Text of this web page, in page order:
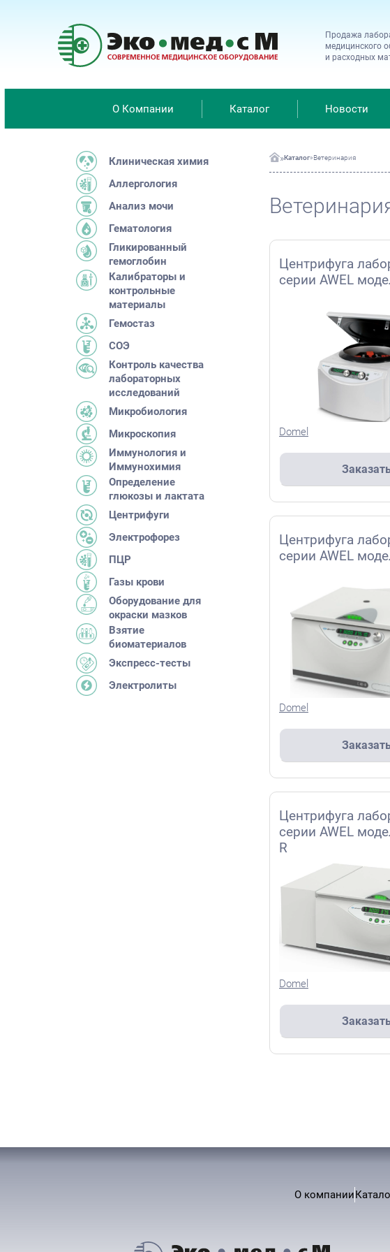
Продажа
медицинского
и расходных
О Компании Каталог Новости
»Каталог»Ветеринария
Клиническая химия
Аллергология
Анализ мочи
Гематология
Гликированный
гемоглобин
Калибраторы и
контрольные
материалы
Гемостаз
СОЭ
Контроль качества
лабораторных
исследований
Микробиология
Микроскопия
Иммунология и
Иммунохимия
Определение
глюкозы и лактата
Центрифуги
Электрофорез
ПЦР
Газы крови
Оборудование для
окраски мазков
Взятие
биоматериалов
Экспресс-тесты
Электролиты
Центрифуга
серии AWEL
Domel
Центрифуга
серии AWEL
Domel
Центрифуга
серии AWEL
R
Domel
О компании